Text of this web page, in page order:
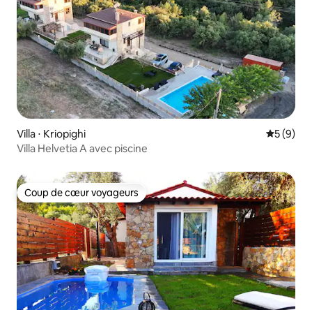
Villa ⋅ Kriopighi
5 (9)
Villa Helvetia A avec piscine
Coup de cœur voyageurs
Coup de cœur voyageurs